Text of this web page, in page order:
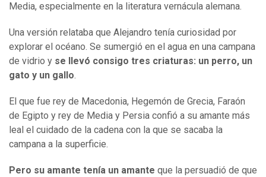
Media, especialmente en la literatura vernácula alemana.
Una versión relataba que Alejandro tenía curiosidad por
explorar el océano. Se sumergió en el agua en una campana
de vidrio y se llevó consigo tres criaturas: un perro, un
gato y un gallo.
El que fue rey de Macedonia, Hegemón de Grecia, Faraón
de Egipto y rey de Media y Persia confió a su amante más
leal el cuidado de la cadena con la que se sacaba la
campana a la superficie.
Pero su amante tenía un amante que la persuadió de que